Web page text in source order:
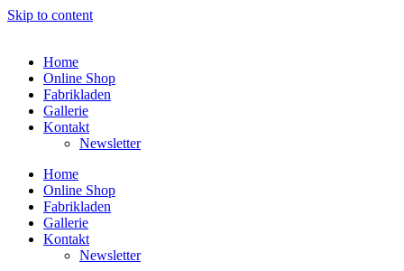
Skip to content
Home
Online Shop
Fabrikladen
Gallerie
Kontakt
Newsletter
Home
Online Shop
Fabrikladen
Gallerie
Kontakt
Newsletter